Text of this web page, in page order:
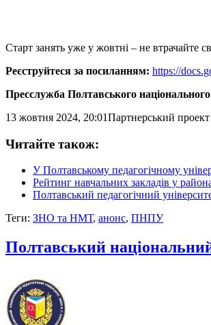
Старт занять уже у жовтні – не втрачайте
Реєструйтеся за посиланням: https://
Пресслужба Полтавського національного
13 жовтня 2024, 20:01Партнерський проект
Читайте також:
У Полтавському педагогічному
Рейтинг навчальних закладів у
Полтавський педагогічний
Теги: ЗНО та НМТ, анонс, ПНПУ
Полтавський